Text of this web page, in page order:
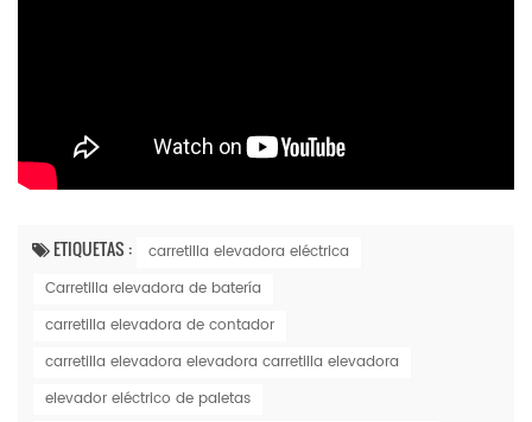
ETIQUETAS :
carretilla elevadora eléctrica
Carretilla elevadora de batería
carretilla elevadora de contador
carretilla elevadora elevadora carretilla elevadora
elevador eléctrico de paletas